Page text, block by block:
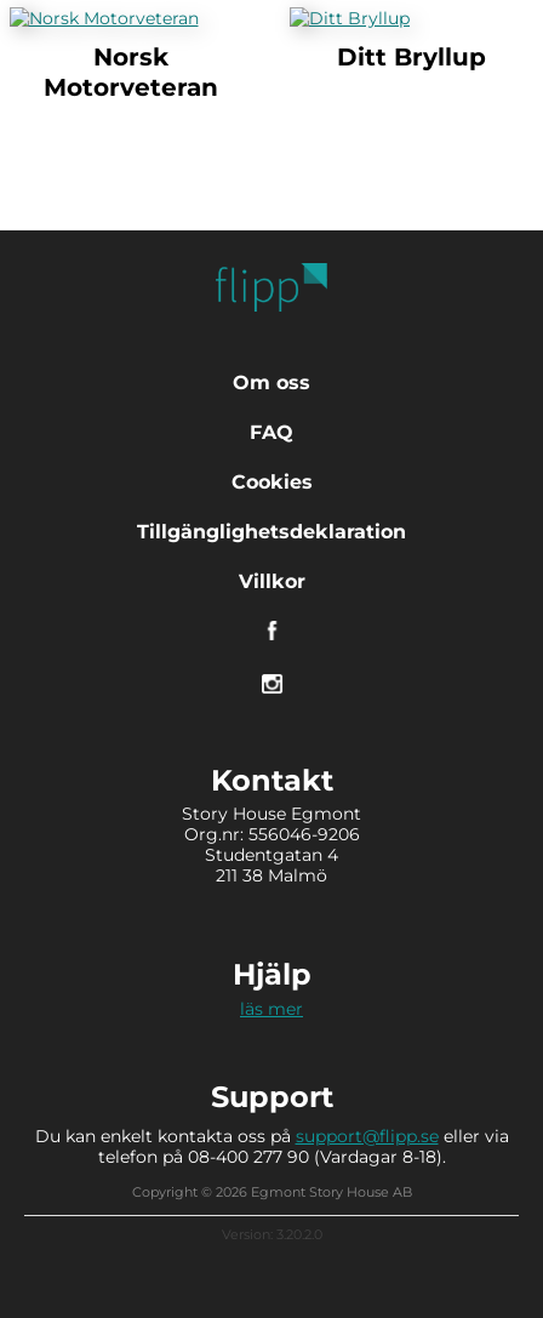
Norsk
Motorveteran
Ditt Bryllup
Om oss
FAQ
Cookies
Tillgänglighetsdeklaration
Villkor
Kontakt
Story House Egmont
Org.nr: 556046-9206
Studentgatan 4
211 38 Malmö
Hjälp
läs mer
Support
Du kan enkelt kontakta oss på support@flipp.seeller via
telefon på 08-400 277 90 (Vardagar 8-18).
Copyright © 2026 Egmont Story House AB
Version: 3.20.2.0